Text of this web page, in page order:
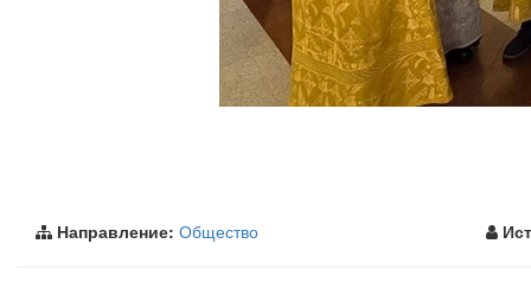
Направление: Общество